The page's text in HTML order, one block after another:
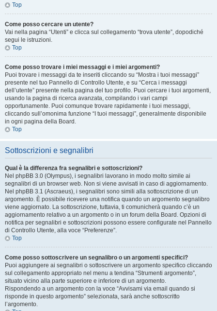
Top
Come posso cercare un utente?
Vai nella pagina “Utenti” e clicca sul collegamento “trova utente”, dopodiché
segui le istruzioni.
Top
Come posso trovare i miei messaggi e i miei argomenti?
Puoi trovare i messaggi da te inseriti cliccando su “Mostra i tuoi messaggi”
presente nel tuo Pannello di Controllo Utente, e su “Cerca i messaggi
dell’utente” presente nella pagina del tuo profilo. Puoi cercare i tuoi argomenti,
usando la pagina di ricerca avanzata, compilando i vari campi
opportunamente. Puoi comunque trovare rapidamente i tuoi messaggi,
cliccando sull’omonima funzione “I tuoi messaggi”, generalmente disponibile
in ogni pagina della Board.
Top
Sottoscrizioni e segnalibri
Qual è la differenza fra segnalibri e sottoscrizioni?
Nel phpBB 3.0 (Olympus), i segnalibri lavorano in modo molto simile ai
segnalibri di un browser web. Non si viene avvisati in caso di aggiornamento.
Nel phpBB 3.1 (Ascraeus), i segnalibri sono simili alla sottoscrizione di un
argomento. È possibile ricevere una notifica quando un argomento segnalibro
viene aggiornato. La sottoscrizione, tuttavia, ti comunicherà quando c’è un
aggiornamento relativo a un argomento o in un forum della Board. Opzioni di
notifica per segnalibri e sottoscrizioni possono essere configurate nel Pannello
di Controllo Utente, alla voce “Preferenze”.
Top
Come posso sottoscrivere un segnalibro o un argomenti specifici?
Puoi aggiungere ai segnalibri o sottoscrivere un argomento specifico cliccando
sul collegamento appropriato nel menu a tendina “Strumenti argomento”,
situato vicino alla parte superiore e inferiore di un argomento.
Rispondendo a un argomento con la voce “Avvisami via email quando si
risponde in questo argomento” selezionata, sarà anche sottoscritto
l’argomento.